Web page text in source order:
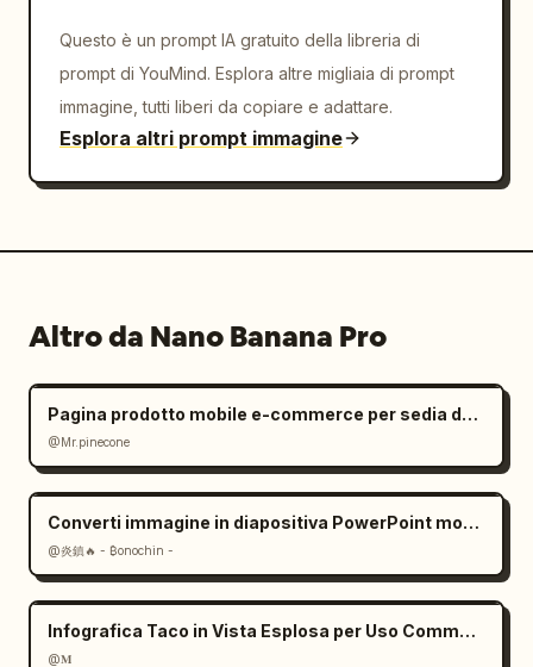
Questo è un prompt IA gratuito della libreria di
prompt di YouMind. Esplora altre migliaia di prompt
immagine, tutti liberi da copiare e adattare.
Esplora altri prompt immagine
Altro da Nano Banana Pro
Pagina prodotto mobile e-commerce per sedia da ufficio ergonomica
@Mr.pinecone
Converti immagine in diapositiva PowerPoint modificabile: prompt
@炎鎮🔥 - ₿onochin -
Infografica Taco in Vista Esplosa per Uso Commerciale
@𝐌